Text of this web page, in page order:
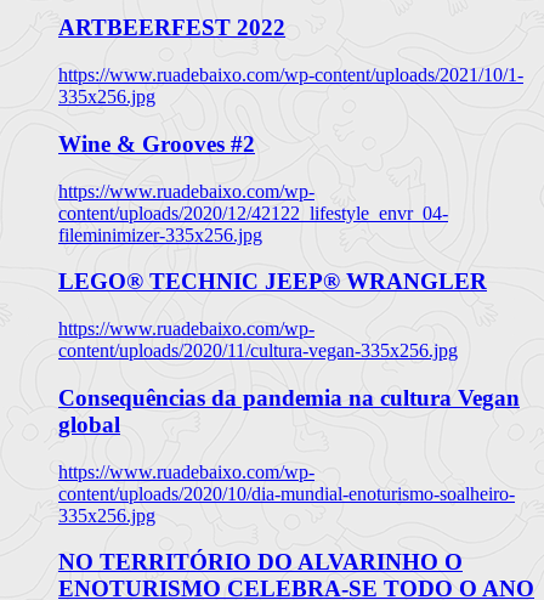
ARTBEERFEST 2022
https://www.ruadebaixo.com/wp-content/uploads/2021/10/1-
335x256.jpg
Wine & Grooves #2
https://www.ruadebaixo.com/wp-
content/uploads/2020/12/42122_lifestyle_envr_04-
fileminimizer-335x256.jpg
LEGO® TECHNIC JEEP® WRANGLER
https://www.ruadebaixo.com/wp-
content/uploads/2020/11/cultura-vegan-335x256.jpg
Consequências da pandemia na cultura Vegan
global
https://www.ruadebaixo.com/wp-
content/uploads/2020/10/dia-mundial-enoturismo-soalheiro-
335x256.jpg
NO TERRITÓRIO DO ALVARINHO O
ENOTURISMO CELEBRA-SE TODO O ANO